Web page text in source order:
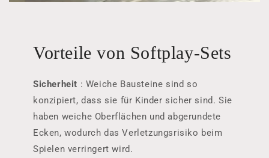
Vorteile von Softplay-Sets
Sicherheit : Weiche Bausteine ​​sind so
konzipiert, dass sie für Kinder sicher sind. Sie
haben weiche Oberflächen und abgerundete
Ecken, wodurch das Verletzungsrisiko beim
Spielen verringert wird.